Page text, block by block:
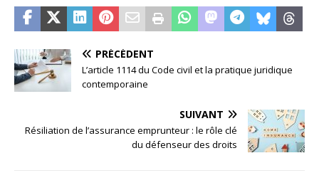
PRÉCÉDENT
L’article 1114 du Code civil et la pratique juridique
contemporaine
SUIVANT
Résiliation de l’assurance emprunteur : le rôle clé
du défenseur des droits